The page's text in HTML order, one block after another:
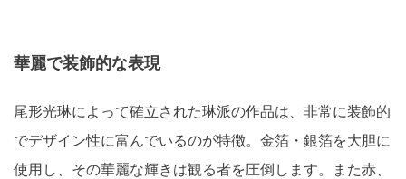
華麗で装飾的な表現
尾形光琳によって確立された琳派の作品は、非常に装飾的
でデザイン性に富んでいるのが特徴。金箔・銀箔を大胆に
使用し、その華麗な輝きは観る者を圧倒します。また赤、